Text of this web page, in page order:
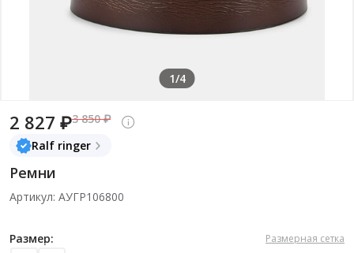
1/4
2 827 ₽3 850 ₽
Ralf ringer
Ремни
Артикул: АУГР106800
Размер: Размерная сетка